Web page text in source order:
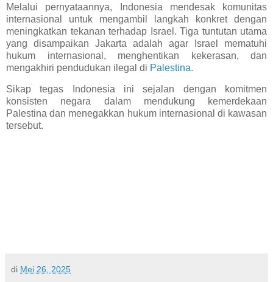
Melalui pernyataannya, Indonesia mendesak komunitas
internasional untuk mengambil langkah konkret dengan
meningkatkan tekanan terhadap Israel. Tiga tuntutan utama
yang disampaikan Jakarta adalah agar Israel mematuhi
hukum internasional, menghentikan kekerasan, dan
mengakhiri pendudukan ilegal di Palestina.
Sikap tegas Indonesia ini sejalan dengan komitmen
konsisten negara dalam mendukung kemerdekaan
Palestina dan menegakkan hukum internasional di kawasan
tersebut.
di Mei 26, 2025